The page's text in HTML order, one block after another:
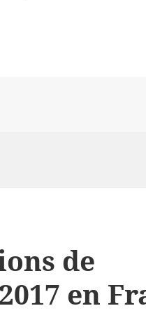
de 1 million
de
en